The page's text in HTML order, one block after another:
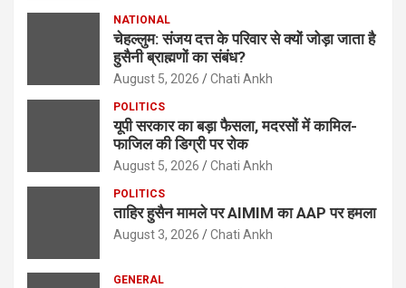
NATIONAL
चेहल्लुम: संजय दत्त के परिवार से क्यों जोड़ा जाता है
हुसैनी ब्राह्मणों का संबंध?
August 5, 2026 Chati Ankh
POLITICS
यूपी सरकार का बड़ा फैसला, मदरसों में कामिल-
फाजिल की डिग्री पर रोक
August 5, 2026 Chati Ankh
POLITICS
ताहिर हुसैन मामले पर AIMIM का AAP पर हमला
August 3, 2026 Chati Ankh
GENERAL